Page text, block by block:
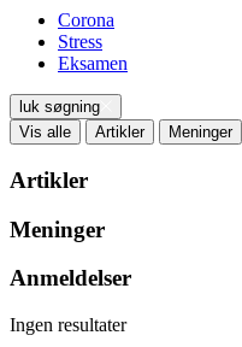
Corona
Stress
Eksamen
luk søgning
Vis alle
Artikler Meninger
Artikler
Meninger
Anmeldelser
Ingen resultater